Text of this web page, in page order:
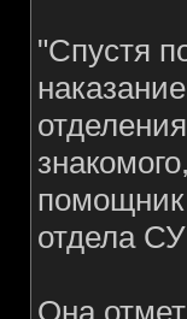
"Спустя
помощник
отдела